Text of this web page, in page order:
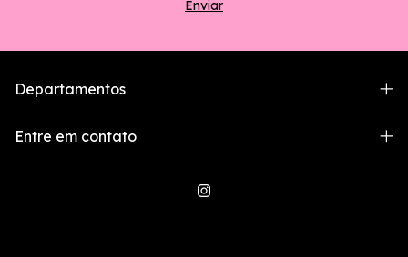
Departamentos
Entre em contato